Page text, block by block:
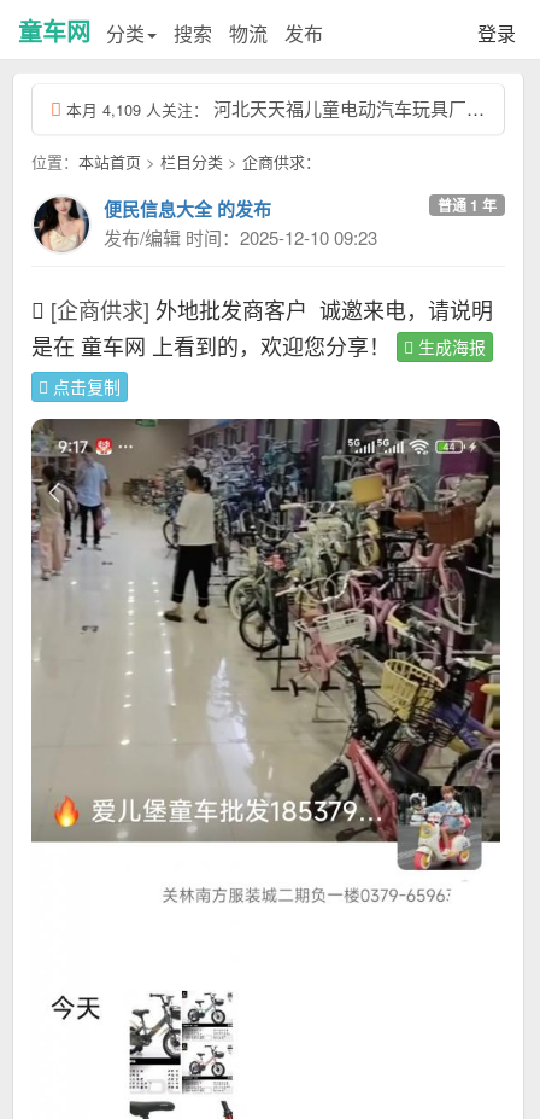
童车网 分类 搜索 物流 发布 登录
本月 4,109 人关注： 河北天天福儿童电动汽车玩具厂，联系电话：天天福13831957532，我们工厂专...
位置： 本站首页 > 栏目分类 > 企商供求：
便民信息大全 的发布 普通 1 年
发布/编辑 时间：2025-12-10 09:23
[企商供求] 外地批发商客户 诚邀来电，请说明
是在 童车网 上看到的，欢迎您分享！
生成海报
点击复制